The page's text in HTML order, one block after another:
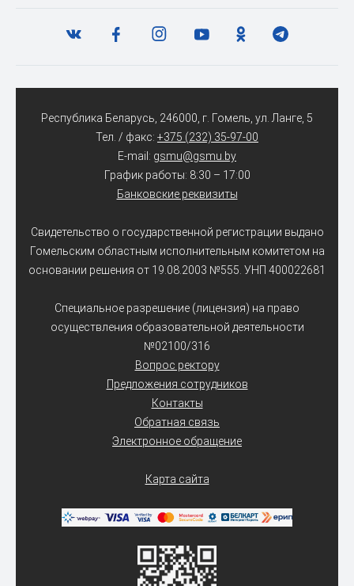
Республика Беларусь, 246000, г. Гомель, ул. Ланге, 5
Тел. / факс: +375 (232) 35-97-00
E-mail: gsmu@gsmu.by
График работы: 8:30 – 17:00
Банковские реквизиты
Свидетельство о государственной регистрации выдано
Гомельским областным исполнительным комитетом на
основании решения от 19.08.2003 №555. УНП 400022681
Специальное разрешение (лицензия) на право
осуществления образовательной деятельности
№02100/316
Вопрос ректору
Предложения сотрудников
Контакты
Обратная связь
Электронное обращение
Карта сайта